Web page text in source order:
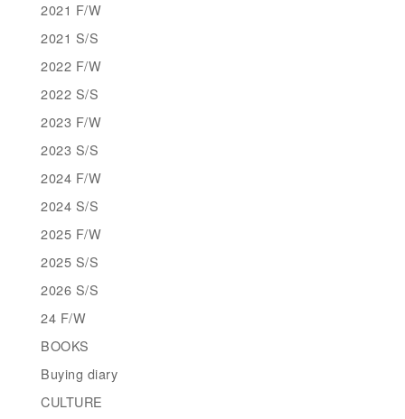
2021 F/W
2021 S/S
2022 F/W
2022 S/S
2023 F/W
2023 S/S
2024 F/W
2024 S/S
2025 F/W
2025 S/S
2026 S/S
24 F/W
BOOKS
Buying diary
CULTURE